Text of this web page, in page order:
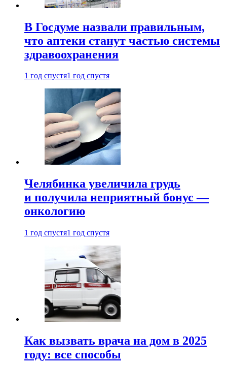
В Госдуме назвали правильным,
что аптеки станут частью системы
здравоохранения
1 год спустя1 год спустя
Челябинка увеличила грудь
и получила неприятный бонус —
онкологию
1 год спустя1 год спустя
Как вызвать врача на дом в 2025
году: все способы